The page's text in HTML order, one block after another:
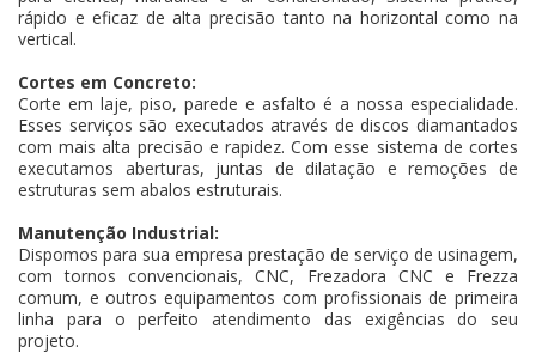
rápido e eficaz de alta precisão tanto na horizontal como na
vertical.
Cortes em Concreto:
Corte em laje, piso, parede e asfalto é a nossa especialidade.
Esses serviços são executados através de discos diamantados
com mais alta precisão e rapidez. Com esse sistema de cortes
executamos aberturas, juntas de dilatação e remoções de
estruturas sem abalos estruturais.
Manutenção Industrial:
Dispomos para sua empresa prestação de serviço de usinagem,
com tornos convencionais, CNC, Frezadora CNC e Frezza
comum, e outros equipamentos com profissionais de primeira
linha para o perfeito atendimento das exigências do seu
projeto.